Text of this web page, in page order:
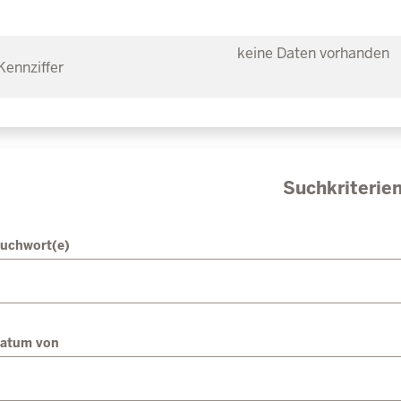
keine Daten vorhanden
von